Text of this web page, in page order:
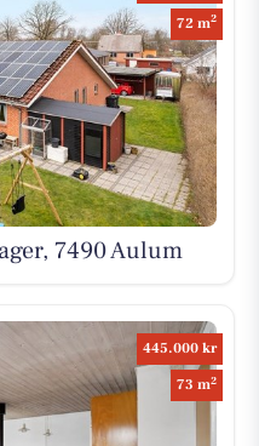
72 m2
7490 Aulum
445.000 kr
73 m2